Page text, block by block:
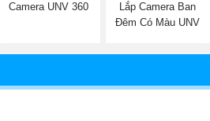
Camera UNV 360
Lắp Camera Ban
Đêm Có Màu UNV